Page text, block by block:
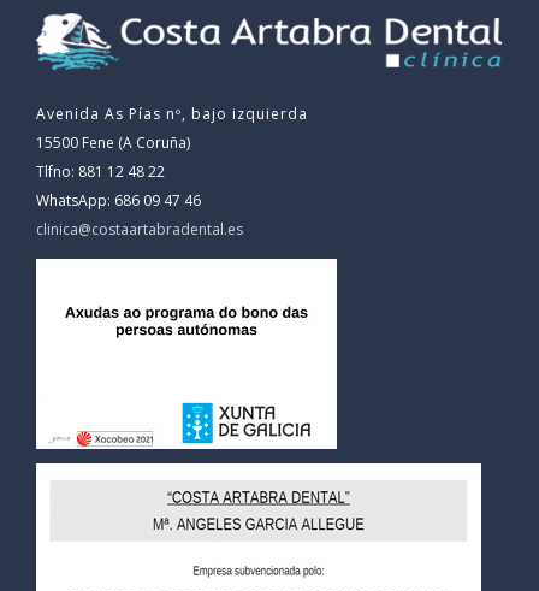
Avenida As Pías nº, bajo izquierda
15500 Fene (A Coruña)
Tlfno: 881 12 48 22
WhatsApp: 686 09 47 46
clinica@costaartabradental.es